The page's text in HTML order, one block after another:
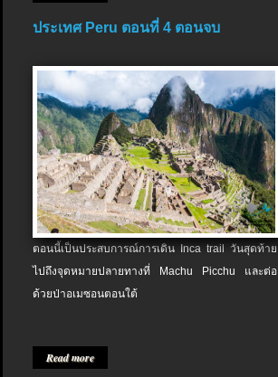
ประเทศ Peru ตอนที่ 4 ตอนจบ
ตอนนี้เป็นประสบการณ์การเดิน Inca trail วันสุดท้าย
ไปถึงจุดหมายปลายทางที่ Machu Picchu และต่อ
ด้วยป่าอเมซอนตอนใต้
Read more